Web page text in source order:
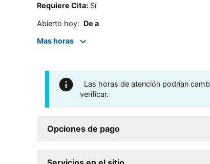
Requiere Cita: Sí
Abierto hoy: De a
Mas horas
Las horas de atención podrían
verificar.
Opciones de pago